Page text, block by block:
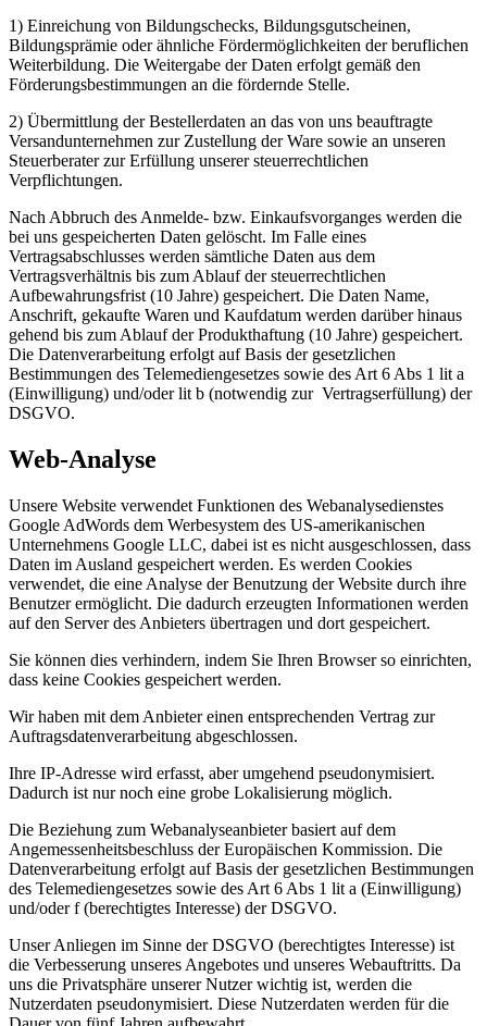
1) Einreichung von Bildungschecks, Bildungsgutscheinen,
Bildungsprämie oder ähnliche Fördermöglichkeiten der beruflichen
Weiterbildung. Die Weitergabe der Daten erfolgt gemäß den
Förderungsbestimmungen an die fördernde Stelle.
2) Übermittlung der Bestellerdaten an das von uns beauftragte
Versandunternehmen zur Zustellung der Ware sowie an unseren
Steuerberater zur Erfüllung unserer steuerrechtlichen
Verpflichtungen.
Nach Abbruch des Anmelde‐ bzw. Einkaufsvorganges werden die
bei uns gespeicherten Daten gelöscht. Im Falle eines
Vertragsabschlusses werden sämtliche Daten aus dem
Vertragsverhältnis bis zum Ablauf der steuerrechtlichen
Aufbewahrungsfrist (10 Jahre) gespeichert. Die Daten Name,
Anschrift, gekaufte Waren und Kaufdatum werden darüber hinaus
gehend bis zum Ablauf der Produkthaftung (10 Jahre) gespeichert.
Die Datenverarbeitung erfolgt auf Basis der gesetzlichen
Bestimmungen des Telemediengesetzes sowie des Art 6 Abs 1 lit a
(Einwilligung) und/oder lit b (notwendig zur Vertragserfüllung) der
DSGVO.
Web‐Analyse
Unsere Website verwendet Funktionen des Webanalysedienstes
Google AdWords dem Werbesystem des US‐amerikanischen
Unternehmens Google LLC, dabei ist es nicht ausgeschlossen, dass
Daten im Ausland gespeichert werden. Es werden Cookies
verwendet, die eine Analyse der Benutzung der Website durch ihre
Benutzer ermöglicht. Die dadurch erzeugten Informationen werden
auf den Server des Anbieters übertragen und dort gespeichert.
Sie können dies verhindern, indem Sie Ihren Browser so einrichten,
dass keine Cookies gespeichert werden.
Wir haben mit dem Anbieter einen entsprechenden Vertrag zur
Auftragsdatenverarbeitung abgeschlossen.
Ihre IP‐Adresse wird erfasst, aber umgehend pseudonymisiert.
Dadurch ist nur noch eine grobe Lokalisierung möglich.
Die Beziehung zum Webanalyseanbieter basiert auf dem
Angemessenheitsbeschluss der Europäischen Kommission. Die
Datenverarbeitung erfolgt auf Basis der gesetzlichen Bestimmungen
des Telemediengesetzes sowie des Art 6 Abs 1 lit a (Einwilligung)
und/oder f (berechtigtes Interesse) der DSGVO.
Unser Anliegen im Sinne der DSGVO (berechtigtes Interesse) ist
die Verbesserung unseres Angebotes und unseres Webauftritts. Da
uns die Privatsphäre unserer Nutzer wichtig ist, werden die
Nutzerdaten pseudonymisiert. Diese Nutzerdaten werden für die